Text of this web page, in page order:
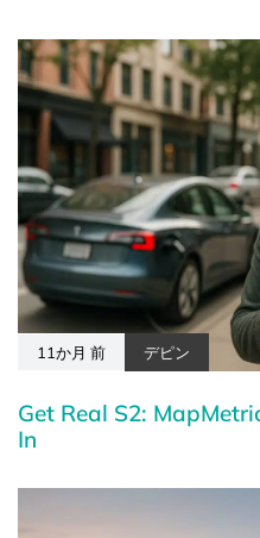
11か月 前 デピン
Get Real S2:
In